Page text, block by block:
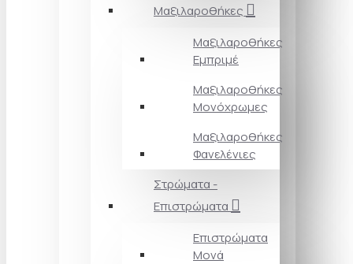
Μαξιλαροθήκες
Μαξιλαροθήκες
Εμπριμέ
Μαξιλαροθήκες
Μονόχρωμες
Μαξιλαροθήκες
Φανελένιες
Στρώματα -
Επιστρώματα
Επιστρώματα
Μονά